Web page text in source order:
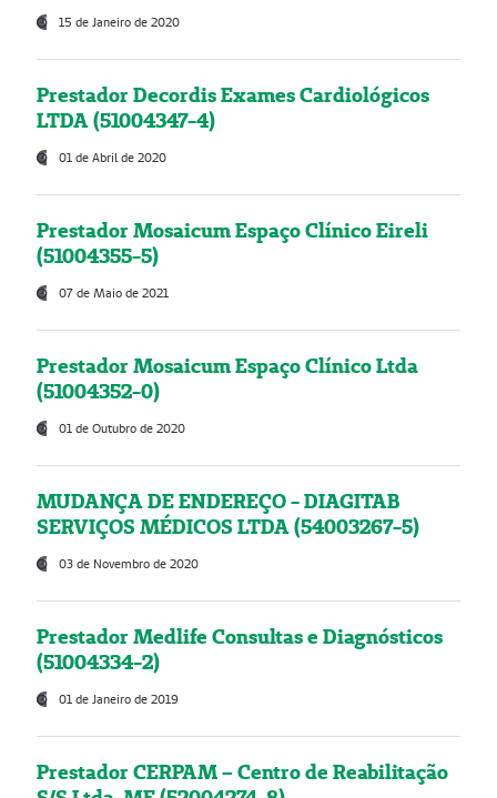
15 de Janeiro de 2020
Prestador Decordis Exames Cardiológicos
LTDA (51004347-4)
01 de Abril de 2020
Prestador Mosaicum Espaço Clínico Eireli
(51004355-5)
07 de Maio de 2021
Prestador Mosaicum Espaço Clínico Ltda
(51004352-0)
01 de Outubro de 2020
MUDANÇA DE ENDEREÇO - DIAGITAB
SERVIÇOS MÉDICOS LTDA (54003267-5)
03 de Novembro de 2020
Prestador Medlife Consultas e Diagnósticos
(51004334-2)
01 de Janeiro de 2019
Prestador CERPAM – Centro de Reabilitação